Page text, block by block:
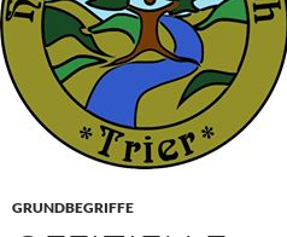
GRUNDBEGRIFFE